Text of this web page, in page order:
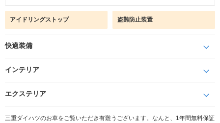
アイドリングストップ 盗難防止装置
快適装備
インテリア
エクステリア
三重ダイハツのお車をご覧いただき有難うございます。なんと、1年間無料保証